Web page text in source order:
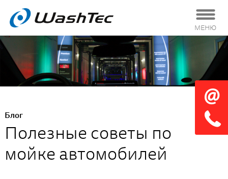
МЕНЮ
Блог
Полезные советы по
мойке автомобилей